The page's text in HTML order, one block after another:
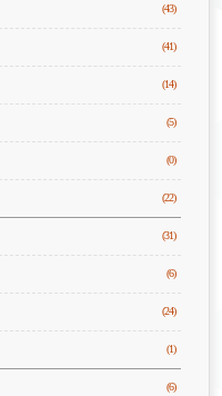
(43)
(41)
(14)
(5)
(0)
(22)
(31)
(6)
(24)
(1)
(6)